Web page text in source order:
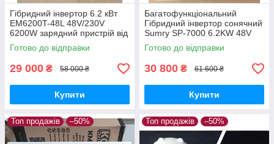
Гібридний інвертор 6.2 кВт
EM6200T-48L 48V/230V
6200W зарядний пристрій від
мережі MPPT контролер для
сонячних панелей
Готово до відправки
29 000 ₴ 58 000 ₴
Купити
Багатофункціональний
Гібридний інвертор сонячний
Sumry SP-7000 6.2KW 48V
ефективне резервне
електропостачання для дому
та офісу
Готово до відправки
30 800 ₴ 61 600 ₴
Купити
Топ продажів –50% Топ продажів –50%